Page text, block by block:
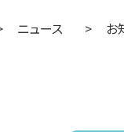
ニュース > お